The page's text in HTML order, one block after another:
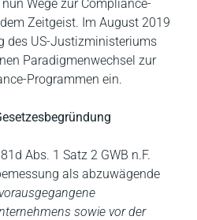
Wege zur Compliance-
Zeitgeist. Im August 2019
des US-Justizministeriums
Paradigmenwechsel zur
Programmen ein.
Abs. 1 Satz 2 GWB n.F.
als abzuwägende
vorausgegangene
sowie vor der